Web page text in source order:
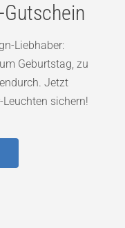
Gutschein
Liebhaber:
Geburtstag, zu
Jetzt
sichern!